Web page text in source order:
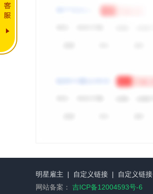
明星雇主 | 自定义链接 | 自定义链接
网站备案： 吉ICP备12004593号-6